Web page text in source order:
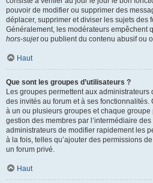
pouvoir de modifier ou supprimer des
déplacer, supprimer et diviser les sujets des
Généralement, les modérateurs empêchent
hors-sujetou publient du contenu abusif ou
Haut
Que sont les groupes d’utilisateurs ?
Les groupes permettent aux administrateurs
des invités au forum et à ses
à un ou plusieurs groupes et chaque
gestion des membres par l’intermédiaire
administrateurs de modifier rapidement les
à la fois, telles qu’ajouter des permissions
un forum privé.
Haut